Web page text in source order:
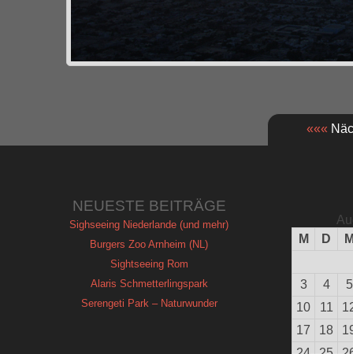
«««
NEUESTE BEITRÄGE
Sighseeing Niederlande (und mehr)
Burgers Zoo Arnheim (NL)
Sightseeing Rom
Alaris Schmetterlingspark
Serengeti Park – Naturwunder
M
D
3 4
5
10
11
17
18